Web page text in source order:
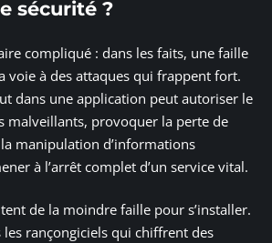
sécurité ?
compliqué : dans les faits, une faille
voie à des attaques qui frappent fort.
dans une application peut autoriser le
malveillants, provoquer la perte de
manipulation d’informations
à l’arrêt complet d’un service vital.
de la moindre faille pour s’installer.
rançongiciels qui chiffrent des